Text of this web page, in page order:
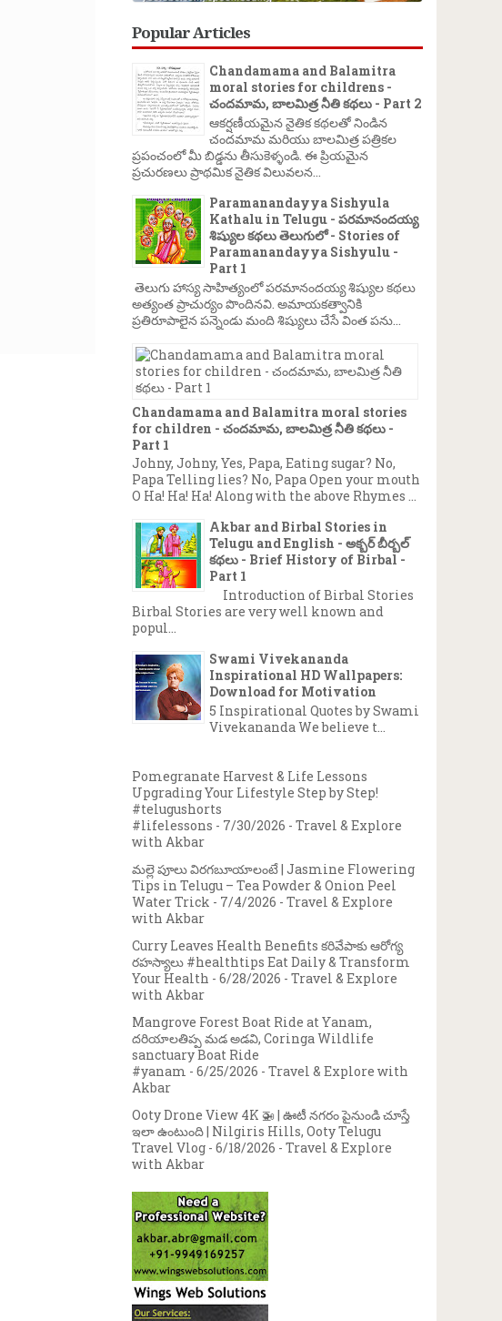
Popular Articles
Chandamama and Balamitra
moral stories for childrens -
చందమామ, బాలమిత్ర నీతి కథలు - Part 2
ఆకర్షణీయమైన నైతిక కథలతో నిండిన
చందమామ మరియు బాలమిత్ర పత్రికల
ప్రపంచంలో మీ బిడ్డను తీసుకెళ్ళండి. ఈ ప్రియమైన
ప్రచురణలు ప్రాథమిక నైతిక విలువలన...
Paramanandayya Sishyula
Kathalu in Telugu - పరమానందయ్య
శిష్యుల కథలు తెలుగులో - Stories of
Paramanandayya Sishyulu -
Part 1
తెలుగు హాస్య సాహిత్యంలో పరమానందయ్య శిష్యుల కథలు
అత్యంత ప్రాచుర్యం పొందినవి. అమాయకత్వానికి
ప్రతిరూపాలైన పన్నెండు మంది శిష్యులు చేసే వింత పను...
Chandamama and Balamitra moral stories
for children - చందమామ, బాలమిత్ర నీతి కథలు -
Part 1
Johny, Johny, Yes, Papa, Eating sugar? No,
Papa Telling lies? No, Papa Open your mouth
O Ha! Ha! Ha! Along with the above Rhymes ...
Akbar and Birbal Stories in
Telugu and English - అక్బర్ బీర్బల్
కథలు - Brief History of Birbal -
Part 1
Introduction of Birbal Stories
Birbal Stories are very well known and
popul...
Swami Vivekananda
Inspirational HD Wallpapers:
Download for Motivation
5 Inspirational Quotes by Swami
Vivekananda We believe t...
Pomegranate Harvest & Life Lessons
Upgrading Your Lifestyle Step by Step!
#telugushorts
#lifelessons - 7/30/2026 - Travel & Explore
with Akbar
మల్లె పూలు విరగబూయాలంటే | Jasmine Flowering
Tips in Telugu – Tea Powder & Onion Peel
Water Trick - 7/4/2026 - Travel & Explore
with Akbar
Curry Leaves Health Benefits కరివేపాకు ఆరోగ్య
రహస్యాలు #healthtips Eat Daily & Transform
Your Health - 6/28/2026 - Travel & Explore
with Akbar
Mangrove Forest Boat Ride at Yanam,
దరియాలతిప్ప మడ అడవి, Coringa Wildlife
sanctuary Boat Ride
#yanam - 6/25/2026 - Travel & Explore with
Akbar
Ooty Drone View 4K 🚁 | ఊటీ నగరం పైనుండి చూస్తే
ఇలా ఉంటుంది | Nilgiris Hills, Ooty Telugu
Travel Vlog - 6/18/2026 - Travel & Explore
with Akbar